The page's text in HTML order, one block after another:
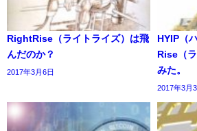
RightRise（ライトライズ）は飛
んだのか？
2017年3月6日
HYIP（
Rise（
みた。
2017年3月